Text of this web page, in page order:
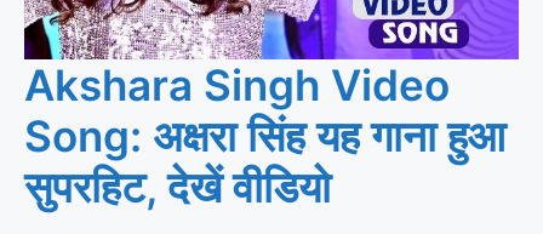
Akshara Singh Video
Song: अक्षरा सिंह यह गाना हुआ
सुपरहिट, देखें वीडियो